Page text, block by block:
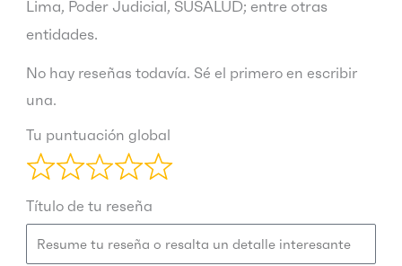
Lima, Poder Judicial, SUSALUD; entre otras
entidades.
No hay reseñas todavía. Sé el primero en escribir
una.
Tu puntuación global
Título de tu reseña